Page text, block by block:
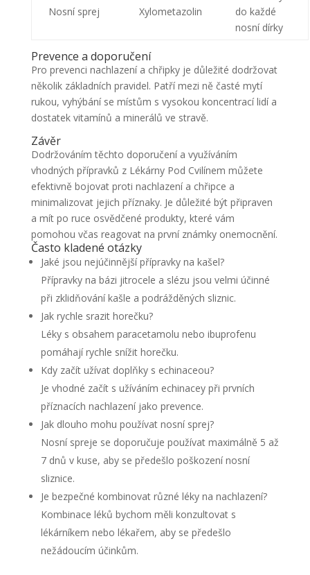
Nosní sprej Xylometazolin
do každé
nosní dírky
Prevence a doporučení
Pro prevenci nachlazení a chřipky je důležité dodržovat
několik základních pravidel. Patří mezi ně časté mytí
rukou, vyhýbání se místům s vysokou koncentrací lidí a
dostatek vitamínů a minerálů ve stravě.
Závěr
Dodržováním těchto doporučení a využíváním
vhodných přípravků z Lékárny Pod Cvilínem můžete
efektivně bojovat proti nachlazení a chřipce a
minimalizovat jejich příznaky. Je důležité být připraven
a mít po ruce osvědčené produkty, které vám
pomohou včas reagovat na první známky onemocnění.
Často kladené otázky
Jaké jsou nejúčinnější přípravky na kašel?
Přípravky na bázi jitrocele a slézu jsou velmi účinné
při zklidňování kašle a podrážděných sliznic.
Jak rychle srazit horečku?
Léky s obsahem paracetamolu nebo ibuprofenu
pomáhají rychle snížit horečku.
Kdy začít užívat doplňky s echinaceou?
Je vhodné začít s užíváním echinacey při prvních
příznacích nachlazení jako prevence.
Jak dlouho mohu používat nosní sprej?
Nosní spreje se doporučuje používat maximálně 5 až
7 dnů v kuse, aby se předešlo poškození nosní
sliznice.
Je bezpečné kombinovat různé léky na nachlazení?
Kombinace léků bychom měli konzultovat s
lékárníkem nebo lékařem, aby se předešlo
nežádoucím účinkům.